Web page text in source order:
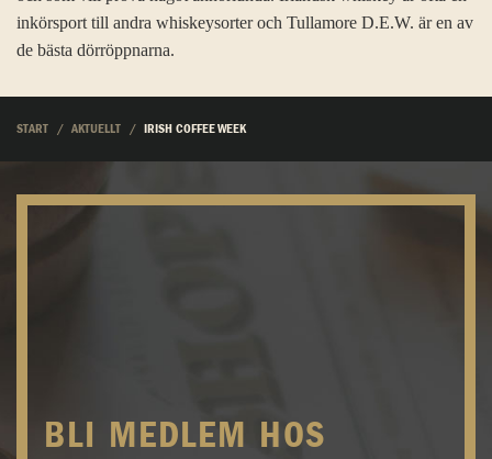
inkörsport till andra whiskeysorter och Tullamore D.E.W. är en av
de bästa dörröppnarna.
START AKTUELLT IRISH COFFEE WEEK
BLI MEDLEM HOS